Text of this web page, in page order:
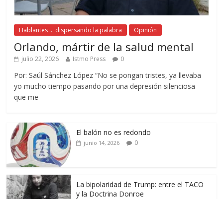
Hablantes ... dispersando la palabra Opinión
Orlando, mártir de la salud mental
julio 22, 2026 Istmo Press 0
Por: Saúl Sánchez López “No se pongan tristes, ya llevaba
yo mucho tiempo pasando por una depresión silenciosa
que me
El balón no es redondo
junio 14, 2026 0
La bipolaridad de Trump: entre el TACO
y la Doctrina Donroe